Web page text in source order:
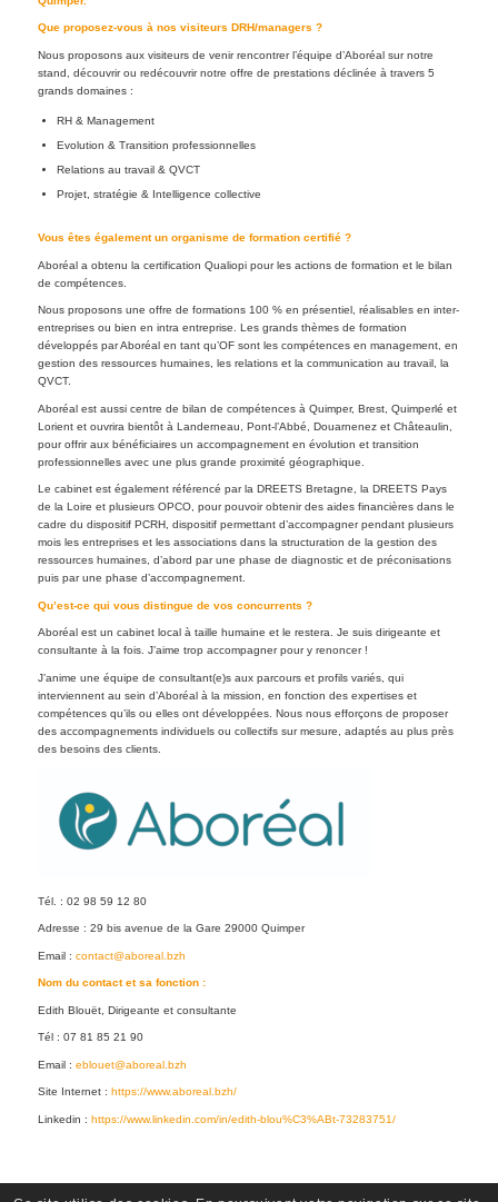
Que proposez-vous à nos visiteurs DRH/managers ?
Nous proposons aux visiteurs de venir rencontrer l’équipe d’Aboréal sur notre
stand, découvrir ou redécouvrir notre offre de prestations déclinée à travers 5
grands domaines :
RH & Management
Evolution & Transition professionnelles
Relations au travail & QVCT
Projet, stratégie & Intelligence collective
Vous êtes également un organisme de formation certifié ?
Aboréal a obtenu la certification Qualiopi pour les actions de formation et le bilan
de compétences.
Nous proposons une offre de formations 100 % en présentiel, réalisables en inter-
entreprises ou bien en intra entreprise. Les grands thèmes de formation
développés par Aboréal en tant qu’OF sont les compétences en management, en
gestion des ressources humaines, les relations et la communication au travail, la
QVCT.
Aboréal est aussi centre de bilan de compétences à Quimper, Brest, Quimperlé et
Lorient et ouvrira bientôt à Landerneau, Pont-l’Abbé, Douarnenez et Châteaulin,
pour offrir aux bénéficiaires un accompagnement en évolution et transition
professionnelles avec une plus grande proximité géographique.
Le cabinet est également référencé par la DREETS Bretagne, la DREETS Pays
de la Loire et plusieurs OPCO, pour pouvoir obtenir des aides financières dans le
cadre du dispositif PCRH, dispositif permettant d’accompagner pendant plusieurs
mois les entreprises et les associations dans la structuration de la gestion des
ressources humaines, d’abord par une phase de diagnostic et de préconisations
puis par une phase d’accompagnement.
Qu’est-ce qui vous distingue de vos concurrents ?
Aboréal est un cabinet local à taille humaine et le restera. Je suis dirigeante et
consultante à la fois. J’aime trop accompagner pour y renoncer !
J’anime une équipe de consultant(e)s aux parcours et profils variés, qui
interviennent au sein d’Aboréal à la mission, en fonction des expertises et
compétences qu’ils ou elles ont développées. Nous nous efforçons de proposer
des accompagnements individuels ou collectifs sur mesure, adaptés au plus près
des besoins des clients.
Tél. : 02 98 59 12 80
Adresse : 29 bis avenue de la Gare 29000 Quimper
Email : contact@aboreal.bzh
Nom du contact et sa fonction :
Edith Blouët, Dirigeante et consultante
Tél : 07 81 85 21 90
Email : eblouet@aboreal.bzh
Site Internet : https://www.aboreal.bzh/
Linkedin : https://www.linkedin.com/in/edith-blou%C3%ABt-73283751/